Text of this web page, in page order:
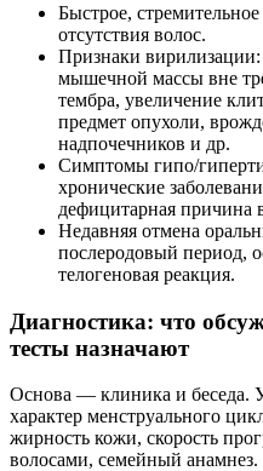
Быстрое,
отсутствия волос.
Признаки вирилизации:
мышечной массы вне
тембра, увеличение
предмет опухоли,
надпочечников и др.
Симптомы гипо/
хронические
дефицитарная причина
Недавняя отмена
послеродовый период,
телогеновая реакция.
Диагностика: что
тесты назначают
Основа — клиника и беседа.
характер менструального
жирность кожи, скорость
волосами, семейный анамнез.